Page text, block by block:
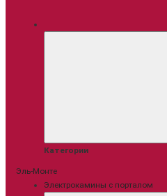
Категории
Эль-Монте
Электрокамины с порталом